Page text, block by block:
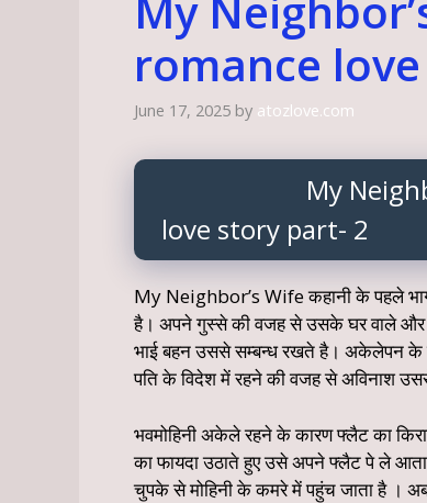
romance
June 17, 2025 by atozlove.com
My Neighbor’s
love story part- 2
My Neighbor’s Wife कहानी के पहले
है। अपने गुस्से की वजह से उसके घर वाले
भाई बहन उससे सम्बन्ध रखते है। अकेलेपन के
पति के विदेश में रहने की वजह से अविनाश
भवमोहिनी अकेले रहने के कारण फ्लैट का
का फायदा उठाते हुए उसे अपने फ्लैट पे ले
चुपके से मोहिनी के कमरे में पहुंच जाता है ।